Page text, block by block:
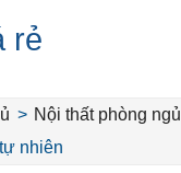
rẻ
> Nội thất phòng ngủ
nhiên